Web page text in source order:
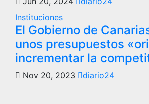
Instituciones
El Gobierno de
unos presupuestos
incrementar la
Nov 20, 2023 diario24